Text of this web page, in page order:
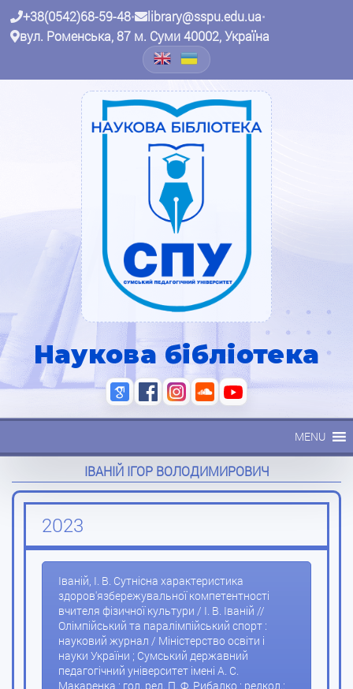
+38(0542)68-59-48• library@sspu.edu.ua•
вул. Роменська, 87 м. Суми 40002, Україна
Наукова бібліотека
MENU
ІВАНІЙ ІГОР ВОЛОДИМИРОВИЧ
2023
Іваній, І. В. Сутнісна характеристика
здоров'язбережувальної компетентності
вчителя фізичної культури / І. В. Іваній //
Олімпійський та паралімпійський спорт :
науковий журнал / Міністерство освіти і
науки України ; Сумський державний
педагогічний університет імені А. С.
Макаренка ; гол. ред. П. Ф. Рибалко ; редкол.: